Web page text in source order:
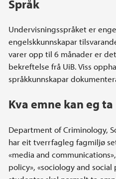
Språk
Undervisningsspråket er
engelskkunnskapar
varer opp til 6 månader er
bekreftelse frå UiB. Viss
språkkunnskapar
Kva emne kan eg ta
Department of Criminology,
har eit tverrfagleg fagmiljø
«media and
policy», «sociology and